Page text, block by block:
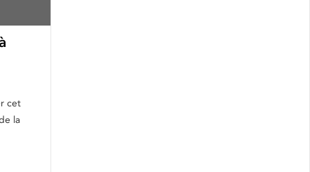
cet
la